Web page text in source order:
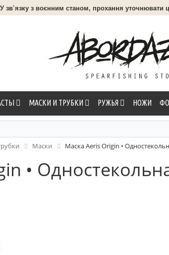
з воєнним станом, прохання уточнювати
МАСКИ И ТРУБКИ РУЖЬЯ НОЖИ
Маски Маска Aeris Origin •
•